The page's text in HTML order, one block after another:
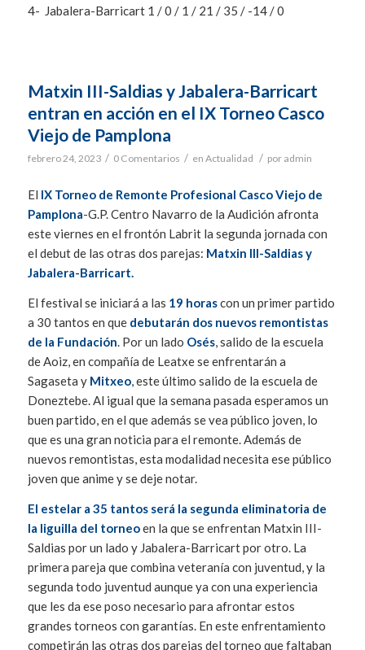
4- Jabalera-Barricart 1 / 0 / 1 / 21 / 35 / -14 / 0
Matxin III-Saldias y Jabalera-Barricart
entran en acción en el IX Torneo Casco
Viejo de Pamplona
febrero 24, 2023 / 0 Comentarios / en Actualidad / por admin
El IX Torneo de Remonte Profesional Casco Viejo de
Pamplona-G.P. Centro Navarro de la Audición afronta
este viernes en el frontón Labrit la segunda jornada con
el debut de las otras dos parejas: Matxin III-Saldias y
Jabalera-Barricart.
El festival se iniciará a las 19 horascon un primer partido
a 30 tantos en que debutarán dos nuevos remontistas
de la Fundación. Por un lado Osés, salido de la escuela
de Aoiz, en compañía de Leatxe se enfrentarán a
Sagaseta y Mitxeo, este último salido de la escuela de
Doneztebe. Al igual que la semana pasada esperamos un
buen partido, en el que además se vea público joven, lo
que es una gran noticia para el remonte. Además de
nuevos remontistas, esta modalidad necesita ese público
joven que anime y se deje notar.
El estelar a 35 tantos será la segunda eliminatoria de
la liguilla del torneoen la que se enfrentan Matxin III-
Saldias por un lado y Jabalera-Barricart por otro. La
primera pareja que combina veteranía con juventud, y la
segunda todo juventud aunque ya con una experiencia
que les da ese poso necesario para afrontar estos
grandes torneos con garantías. En este enfrentamiento
competirán las otras dos parejas del torneo que faltaban